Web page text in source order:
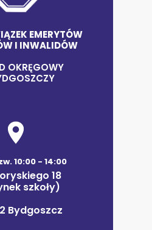
EMERYTÓW
I INWALIDÓW
OKRĘGOWY
10:00 - 14:00
18
szkoły)
Bydgoszcz